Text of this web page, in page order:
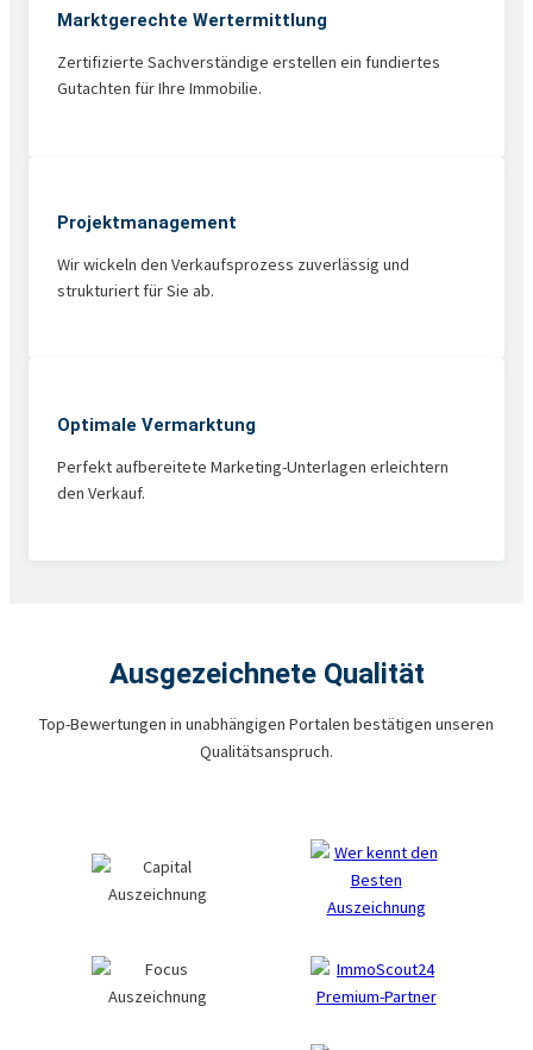
Marktgerechte Wertermittlung
Zertifizierte Sachverständige erstellen ein fundiertes
Gutachten für Ihre Immobilie.
Projekt­management
Wir wickeln den Verkaufsprozess zuverlässig und
strukturiert für Sie ab.
Optimale Vermarktung
Perfekt aufbereitete Marketing-Unterlagen erleichtern
den Verkauf.
Ausgezeichnete Qualität
Top-Bewertungen in unabhängigen Portalen bestätigen unseren
Qualitätsanspruch.